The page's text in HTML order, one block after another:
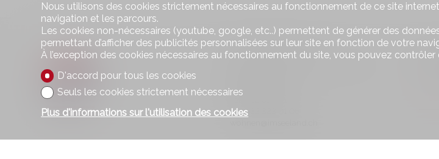
Contactez-nous
2560 Nidau
Fax 032 323 01 06
Nous utilisons des cookies strictement nécessaires au fonctionnement de ce site
navigation et les parcours.
Les cookies non-nécessaires (youtube, google, etc..) permettent de générer des
permettant d’afficher des publicités personnalisées sur leur site en fonction de votre
À l’exception des cookies nécessaires au fonctionnement du site, vous pouvez
D'accord pour tous les cookies
Seuls les cookies strictement nécessaires
Plus d'informations sur l'utilisation des cookies